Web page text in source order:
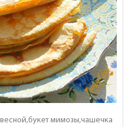
мимозы,чашечка